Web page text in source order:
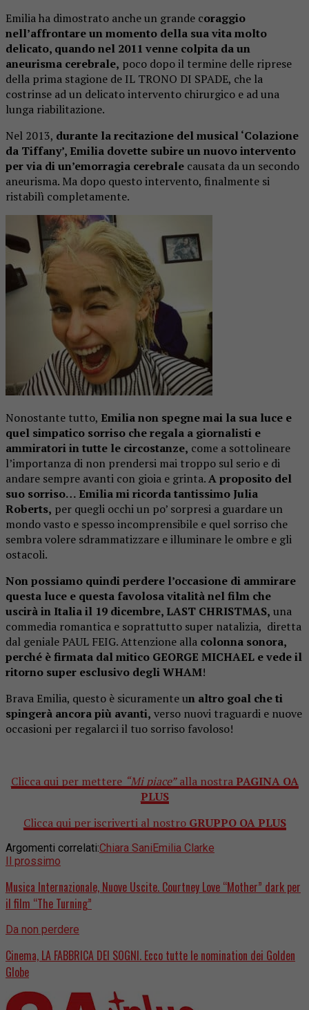
Emilia ha dimostrato anche un grande coraggio
nell’affrontare un momento della sua vita molto
delicato, quando nel 2011 venne colpita da un
aneurisma cerebrale, poco dopo il termine delle riprese
della prima stagione de IL TRONO DI SPADE, che la
costrinse ad un delicato intervento chirurgico e ad una
lunga riabilitazione.
Nel 2013, durante la recitazione del musical ‘Colazione
da Tiffany’, Emilia dovette subire un nuovo intervento
per via di un’emorragia cerebrale causata da un secondo
aneurisma. Ma dopo questo intervento, finalmente si
ristabilì completamente.
Nonostante tutto, Emilia non spegne mai la sua luce e
quel simpatico sorriso che regala a giornalisti e
ammiratori in tutte le circostanze, come a sottolineare
l’importanza di non prendersi mai troppo sul serio e di
andare sempre avanti con gioia e grinta.A proposito del
suo sorriso… Emilia mi ricorda tantissimo Julia
Roberts, per quegli occhi un po’ sorpresi a guardare un
mondo vasto e spesso incomprensibile e quel sorriso che
sembra volere sdrammatizzare e illuminare le ombre e gli
ostacoli.
Non possiamo quindi perdere l’occasione di ammirare
questa luce e questa favolosa vitalità nel film che
uscirà in Italia il 19 dicembre, LAST CHRISTMAS, una
commedia romantica e soprattutto super natalizia, diretta
dal geniale PAUL FEIG. Attenzione alla colonna sonora,
perché è firmata dal mitico GEORGE MICHAEL e vede il
ritorno super esclusivo degli WHAM!
Brava Emilia, questo è sicuramente un altro goal che ti
spingerà ancora più avanti, verso nuovi traguardi e nuove
occasioni per regalarci il tuo sorriso favoloso!
Clicca qui per mettere “Mi piace”alla nostra PAGINA OA
PLUS
Clicca qui per iscriverti al nostro GRUPPO OA PLUS
Argomenti correlati:Chiara SaniEmilia Clarke
Il prossimo
Musica Internazionale, Nuove Uscite. Courtney Love “Mother” dark per
il film “The Turning”
Da non perdere
Cinema, LA FABBRICA DEI SOGNI. Ecco tutte le nomination dei Golden
Globe